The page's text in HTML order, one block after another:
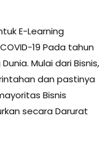
E-Learning
19 Pada tahun
Mulai dari Bisnis,
dan pastinya
Bisnis
secara Darurat